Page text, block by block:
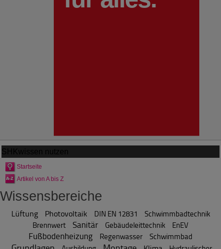
SHKwissen nutzen
Startseite
Artikel von A bis Z
Wissensbereiche
Lüftung Photovoltaik DIN EN 12831
Schwimmbadtechnik
Brennwert
Sanitär Gebäudeleittechnik EnEV
Fußbodenheizung Regenwasser Schwimmbad